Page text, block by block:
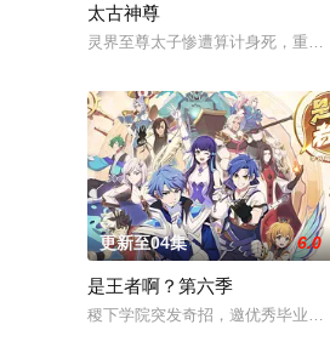
太古神尊
灵界至尊太子惨遭算计身死，重
更新至04集 6.0
是王者啊？第六季
稷下学院突发奇招，邀优秀毕业生